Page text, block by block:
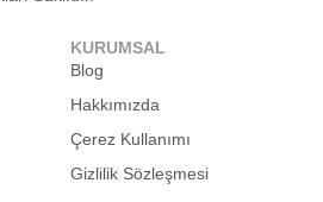
KURUMSAL
Blog
Hakkımızda
Çerez Kullanımı
Gizlilik Sözleşmesi